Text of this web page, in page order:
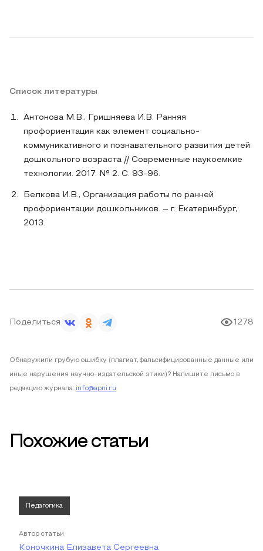
Список литературы
Антонова М.В., Гришняева И.В. Ранняя
профориентация как элемент социально-
коммуникативного и познавательного развития детей
дошкольного возраста // Современные наукоемкие
технологии. 2017. № 2. С. 93-96.
Белкова И.В., Организация работы по ранней
профориентации дошкольников. – г. Екатеринбург,
2013.
Поделиться 1278
Обнаружили грубую ошибку (плагиат, фальсифицированные данные или
иные нарушения научно-издательской этики)? Напишите письмо в
редакцию журнала: info@apni.ru
Похожие статьи
Педагогика
Автор статьи
Коночкина Елизавета Сергеевна